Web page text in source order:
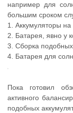
например для
большим сроком
1. Аккумуляторы на
2. Батарея, явно у
3. Сборка
4. Батарея для
Пока готовил
активного
подобных